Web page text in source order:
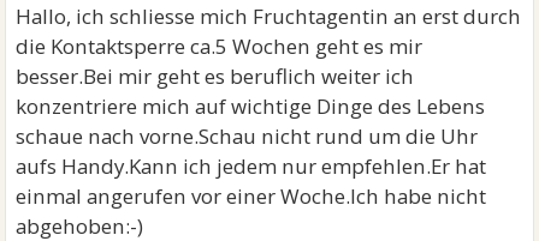
Hallo, ich schliesse mich Fruchtagentin an erst durch
die Kontaktsperre ca.5 Wochen geht es mir
besser.Bei mir geht es beruflich weiter ich
konzentriere mich auf wichtige Dinge des Lebens
schaue nach vorne.Schau nicht rund um die Uhr
aufs Handy.Kann ich jedem nur empfehlen.Er hat
einmal angerufen vor einer Woche.Ich habe nicht
abgehoben:-)